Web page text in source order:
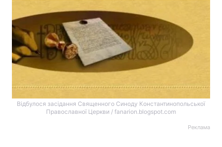
Відбулося засідання Священного Синоду Константинопольської
Православної Церкви / fanarion.blogspot.com
Реклама